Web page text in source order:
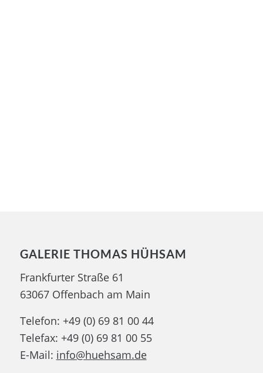
GALERIE THOMAS HÜHSAM
Frankfurter Straße 61
63067 Offenbach am Main
Telefon: +49 (0) 69 81 00 44
Telefax: +49 (0) 69 81 00 55
E-Mail: info@huehsam.de